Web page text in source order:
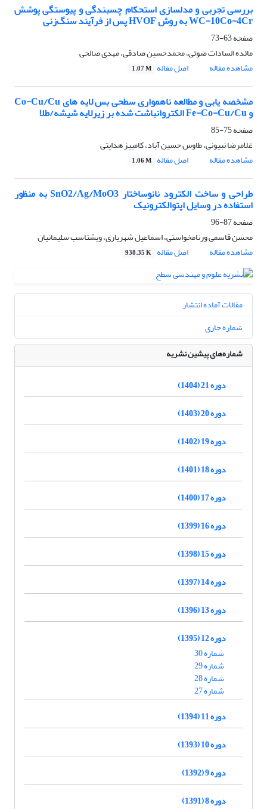
بررسی تجربی و مدلسازی استحکام چسبندگی و پیوستگی پوشش
WC-10Co-4Cr به روش HVOF پس از فرآیند سنگ‌زنی
صفحه63-73
مائده السادات ضوئی، محمدحسین صادقی، مهدی صالحی
مشاهده مقاله
اصل مقاله 1.07 M
مشخصه یابی و مطالعه ناهمواری سطحی بس لایه های Co-Cu/Cu
و Fe-Co-Cu/Cu الکتروانباشت شده بر زیرلایه شیشه/طلا
صفحه75-85
غلامرضا نبیونی، طاوس حسین آباد، کامبیز هدایتی
مشاهده مقاله
اصل مقاله 1.06 M
طراحی و ساخت الکترود نانوساختار SnO2/Ag/MoO3 به منظور
استفاده در وسایل اپتوالکترونیک
صفحه87-96
محسن قاسمی ورنامخواستی، اسماعیل شهریاری، ویشتاسب سلیمانیان
مشاهده مقاله
اصل مقاله 938.35 K
مقالات آماده انتشار
شماره جاری
شماره‌های پیشین نشریه
دوره 21 (1404)
دوره 20 (1403)
دوره 19 (1402)
دوره 18 (1401)
دوره 17 (1400)
دوره 16 (1399)
دوره 15 (1398)
دوره 14 (1397)
دوره 13 (1396)
دوره 12 (1395)
شماره 30
شماره 29
شماره 28
شماره 27
دوره 11 (1394)
دوره 10 (1393)
دوره 9 (1392)
دوره 8 (1391)